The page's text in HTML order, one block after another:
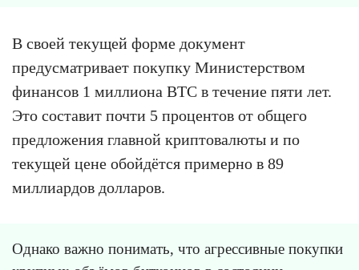
В своей текущей форме документ
предусматривает покупку Министерством
финансов 1 миллиона BTC в течение пяти лет.
Это составит почти 5 процентов от общего
предложения главной криптовалюты и по
текущей цене обойдётся примерно в 89
миллиардов долларов.
Однако важно понимать, что агрессивные покупки